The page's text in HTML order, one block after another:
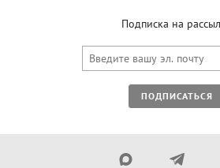
Подписка на
ПОДПИСАТЬСЯ